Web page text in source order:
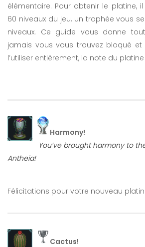
élémentaire. Pour obtenir le platine,
60 niveaux du jeu, un trophée vous
niveaux. Ce guide vous donne
jamais vous vous trouvez bloqué
l’utiliser entièrement, la note du
Harmony!
You’ve brought harmony to
Antheia!
Félicitations pour votre nouveau
Cactus!